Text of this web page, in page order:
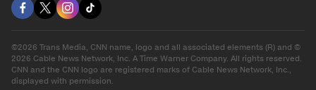
©2026 Trans Media, CNN name, logo and all associated elements (R) and ©
2026 Cable News Network, Inc. A Time Warner Company. All rights reserved.
CNN and the CNN logo are registered marks of Cable News Network, Inc.,
displayed with permission.